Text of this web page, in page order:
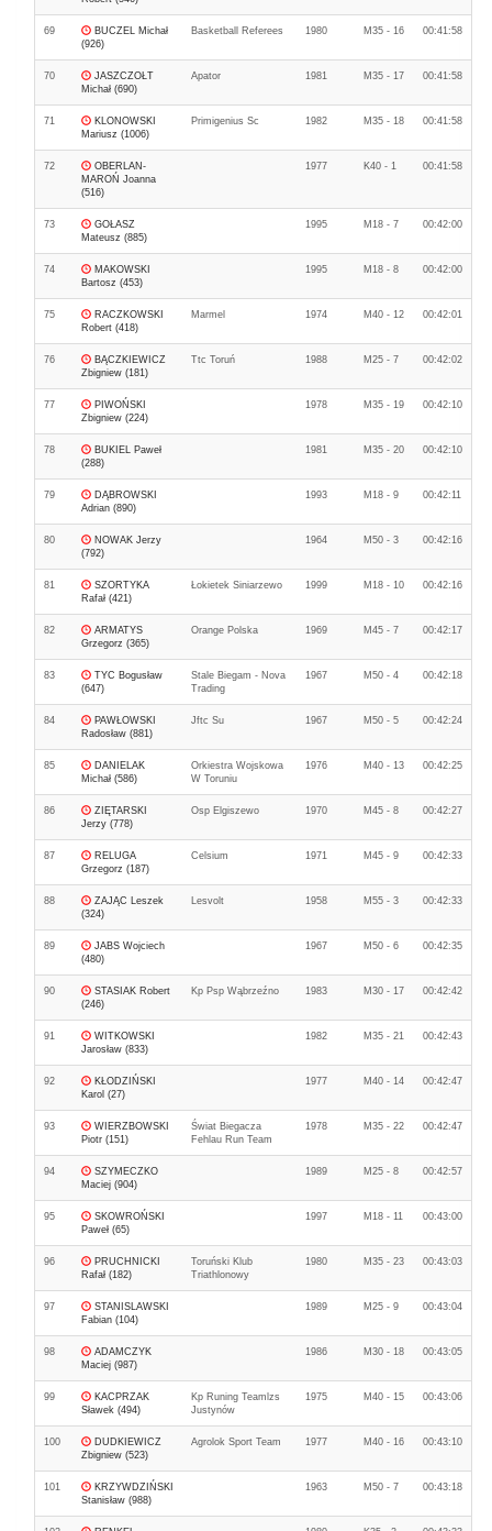
69
BUCZEL Michał
(926)
Basketball Referees 1980 M35 - 16 00:41:58
70
JASZCZOŁT
Michał (690)
Apator 1981 M35 - 17 00:41:58
71
KLONOWSKI
Mariusz (1006)
Primigenius Sc 1982 M35 - 18 00:41:58
72
OBERLAN-
MAROŃ Joanna
(516)
1977 K40 - 1 00:41:58
73
GOŁASZ
Mateusz (885)
1995 M18 - 7 00:42:00
74
MAKOWSKI
Bartosz (453)
1995 M18 - 8 00:42:00
75
RACZKOWSKI
Robert (418)
Marmel 1974 M40 - 12 00:42:01
76
BĄCZKIEWICZ
Zbigniew (181)
Ttc Toruń 1988 M25 - 7 00:42:02
77
PIWOŃSKI
Zbigniew (224)
1978 M35 - 19 00:42:10
78
BUKIEL Paweł
(288)
1981 M35 - 20 00:42:10
79
DĄBROWSKI
Adrian (890)
1993 M18 - 9 00:42:11
80
NOWAK Jerzy
(792)
1964 M50 - 3 00:42:16
81
SZORTYKA
Rafał (421)
Łokietek Siniarzewo 1999 M18 - 10 00:42:16
82
ARMATYS
Grzegorz (365)
Orange Polska 1969 M45 - 7 00:42:17
83
TYC Bogusław
(647)
Stale Biegam - Nova
Trading
1967 M50 - 4 00:42:18
84
PAWŁOWSKI
Radosław (881)
Jftc Su 1967 M50 - 5 00:42:24
85
DANIELAK
Michał (586)
Orkiestra Wojskowa
W Toruniu
1976 M40 - 13 00:42:25
86
ZIĘTARSKI
Jerzy (778)
Osp Elgiszewo 1970 M45 - 8 00:42:27
87
RELUGA
Grzegorz (187)
Celsium 1971 M45 - 9 00:42:33
88
ZAJĄC Leszek
(324)
Lesvolt 1958 M55 - 3 00:42:33
89
JABS Wojciech
(480)
1967 M50 - 6 00:42:35
90
STASIAK Robert
(246)
Kp Psp Wąbrzeźno 1983 M30 - 17 00:42:42
91
WITKOWSKI
Jarosław (833)
1982 M35 - 21 00:42:43
92
KŁODZIŃSKI
Karol (27)
1977 M40 - 14 00:42:47
93
WIERZBOWSKI
Piotr (151)
Świat Biegacza
Fehlau Run Team
1978 M35 - 22 00:42:47
94
SZYMECZKO
Maciej (904)
1989 M25 - 8 00:42:57
95
SKOWROŃSKI
Paweł (65)
1997 M18 - 11 00:43:00
96
PRUCHNICKI
Rafał (182)
Toruński Klub
Triathlonowy
1980 M35 - 23 00:43:03
97
STANISLAWSKI
Fabian (104)
1989 M25 - 9 00:43:04
98
ADAMCZYK
Maciej (987)
1986 M30 - 18 00:43:05
99
KACPRZAK
Sławek (494)
Kp Runing Teamlzs
Justynów
1975 M40 - 15 00:43:06
100
DUDKIEWICZ
Zbigniew (523)
Agrolok Sport Team 1977 M40 - 16 00:43:10
101
KRZYWDZIŃSKI
Stanisław (988)
1963 M50 - 7 00:43:18